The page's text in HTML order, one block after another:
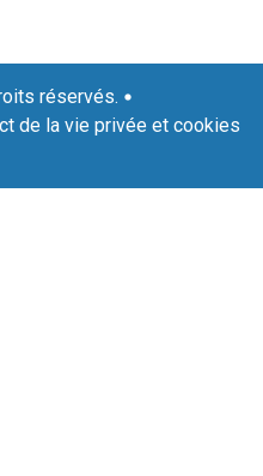
réservés.
de la vie privée et cookies